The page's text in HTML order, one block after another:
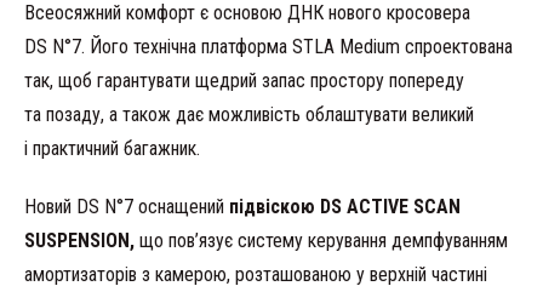
Всеосяжний комфорт є основою ДНК нового кросовера
DS N°7. Його технічна платформа STLA Medium спроектована
так, щоб гарантувати щедрий запас простору попереду
та позаду, а також дає можливість облаштувати великий
і практичний багажник.
Новий DS N°7 оснащений підвіскою DS ACTIVE SCAN
SUSPENSION, що пов’язує систему керування демпфуванням
амортизаторів з камерою, розташованою у верхній частині